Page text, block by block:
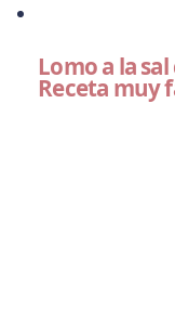
Lomo a la
Receta muy